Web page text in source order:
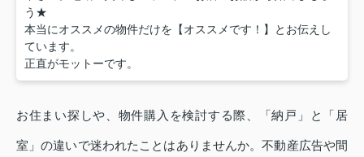
う★
本当にオススメの物件だけを【オススメです！】とお伝えし
ています。
正直がモットーです。
お住まい探しや、物件購入を検討する際、「納戸」と「居
室」の違いで迷われたことはありませんか。不動産広告や間